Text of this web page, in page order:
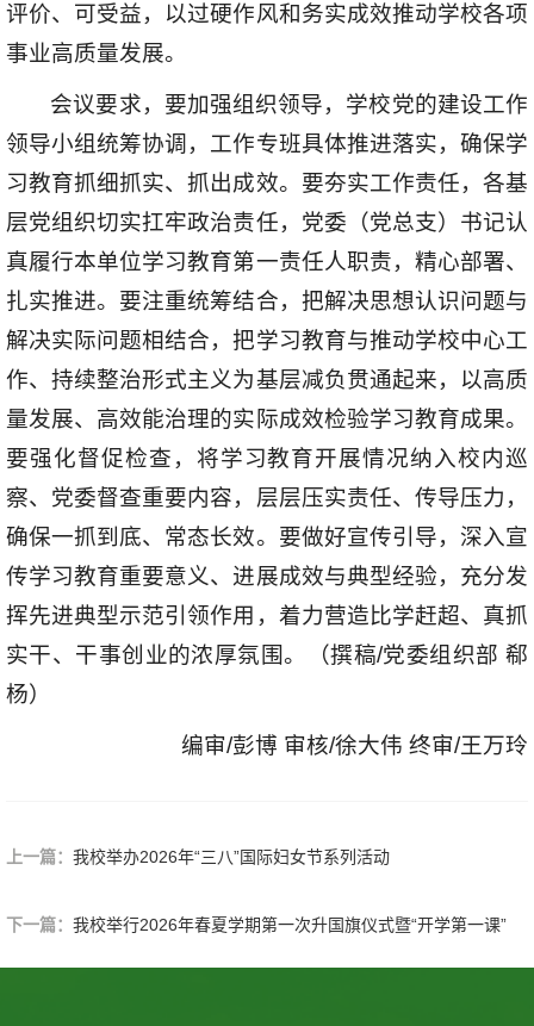
评价、可受益，以过硬作风和务实成效推动学校各项
事业高质量发展。
会议要求，要加强组织领导，学校党的建设工作
领导小组统筹协调，工作专班具体推进落实，确保学
习教育抓细抓实、抓出成效。要夯实工作责任，各基
层党组织切实扛牢政治责任，党委（党总支）书记认
真履行本单位学习教育第一责任人职责，精心部署、
扎实推进。要注重统筹结合，把解决思想认识问题与
解决实际问题相结合，把学习教育与推动学校中心工
作、持续整治形式主义为基层减负贯通起来，以高质
量发展、高效能治理的实际成效检验学习教育成果。
要强化督促检查，将学习教育开展情况纳入校内巡
察、党委督查重要内容，层层压实责任、传导压力，
确保一抓到底、常态长效。要做好宣传引导，深入宣
传学习教育重要意义、进展成效与典型经验，充分发
挥先进典型示范引领作用，着力营造比学赶超、真抓
实干、干事创业的浓厚氛围。（撰稿/党委组织部 郗
杨）
编审/彭博 审核/徐大伟 终审/王万玲
上一篇： 我校举办2026年“三八”国际妇女节系列活动
下一篇： 我校举行2026年春夏学期第一次升国旗仪式暨“开学第一课”